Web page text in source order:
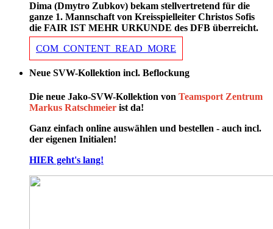
Dima (Dmytro Zubkov) bekam stellvertretend für die
ganze 1. Mannschaft von Kreisspielleiter Christos Sofis
die FAIR IST MEHR URKUNDE des DFB überreicht.
COM_CONTENT_READ_MORE
Neue SVW-Kollektion incl. Beflockung
Die neue Jako-SVW-Kollektion von Teamsport Zentrum
Markus Ratschmeier ist da!
Ganz einfach online auswählen und bestellen - auch incl.
der eigenen Initialen!
HIER geht's lang!